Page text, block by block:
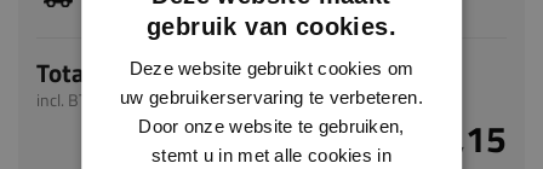
Totaal
incl. BTW
€ 2,15
gebruik van cookies.
Deze website gebruikt cookies om
uw gebruikerservaring te verbeteren.
Door onze website te gebruiken,
stemt u in met alle cookies in